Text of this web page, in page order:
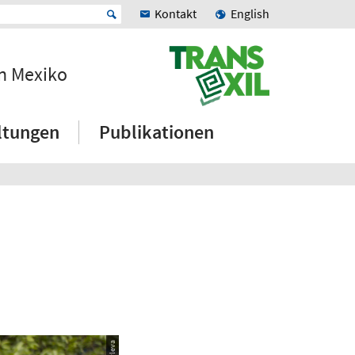
Kontakt English
Mexiko
Publikationen